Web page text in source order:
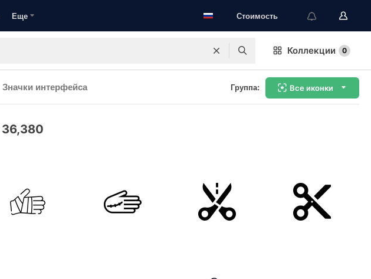
Еще Стоимость
Коллекции 0
Значки интерфейса Группа: Все иконки
36,380